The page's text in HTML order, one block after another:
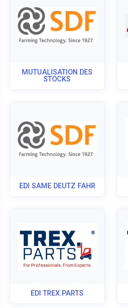
MUTUALISATION DES
STOCKS
EDI SAME DEUTZ FAHR
EDI TREX.PARTS